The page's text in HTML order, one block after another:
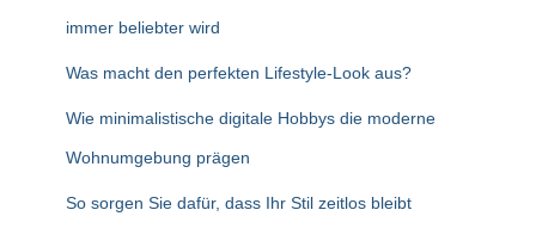
immer beliebter wird
Was macht den perfekten Lifestyle-Look aus?
Wie minimalistische digitale Hobbys die moderne
Wohnumgebung prägen
So sorgen Sie dafür, dass Ihr Stil zeitlos bleibt